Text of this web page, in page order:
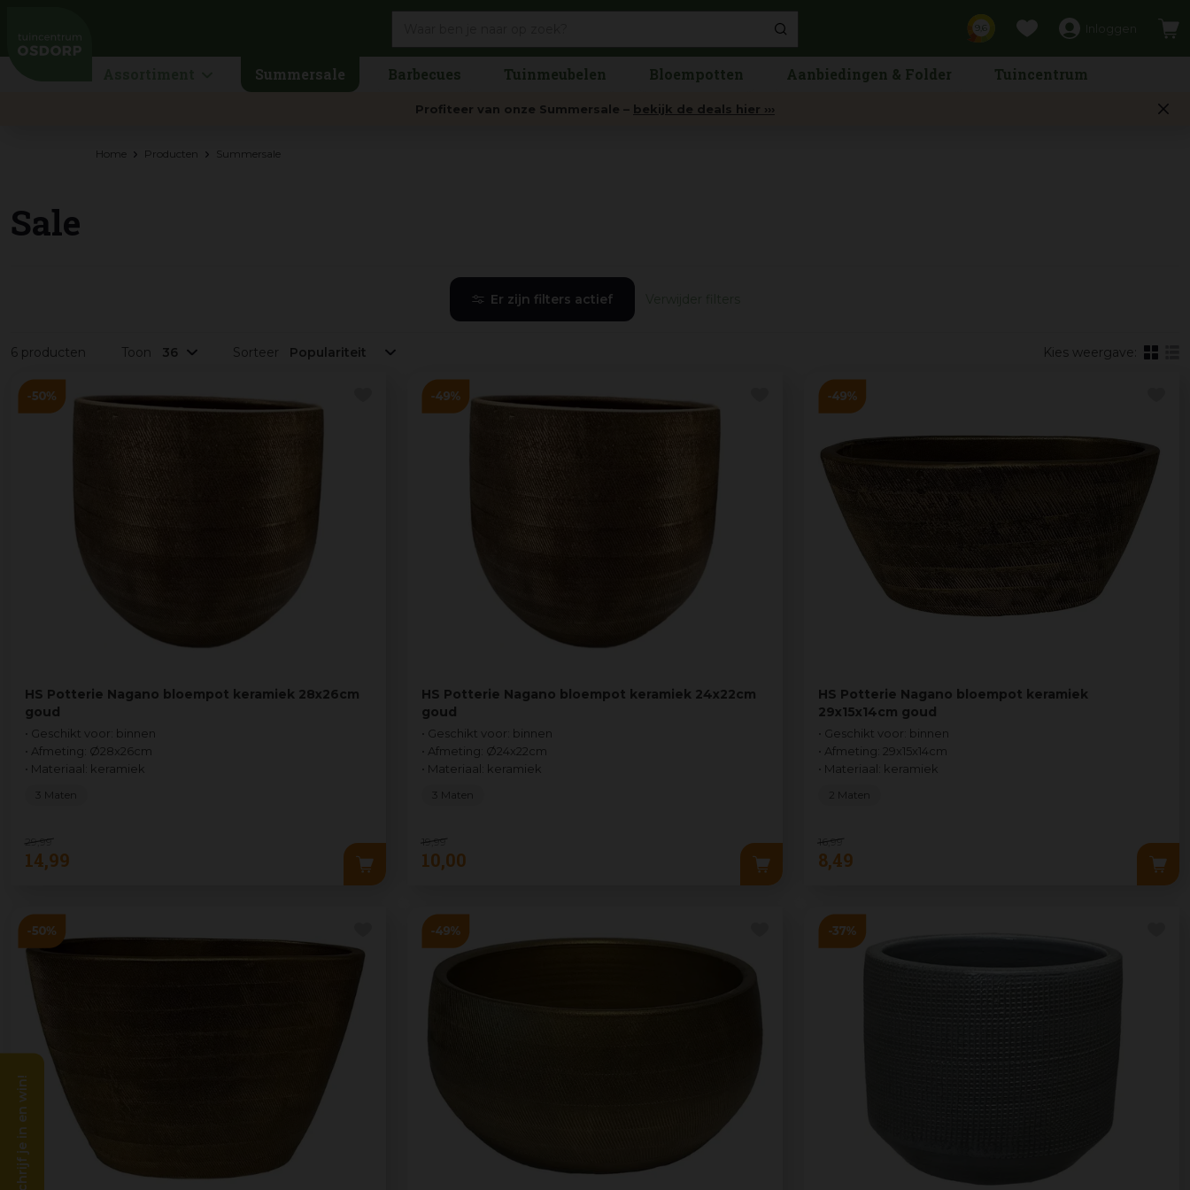
Home Producten Summersale
Summersale Barbecues Tuinmeubelen Bloempotten Aanbiedingen & Folder Tuincentrum
Profiteer van onze Summersale – bekijk de deals hier ›››
Sale
Er zijn filters actief
6 producten Toon Sorteer Kies weergave:
HS Potterie Nagano bloempot keramiek 28x26cm
goud
• Geschikt voor: binnen
• Afmeting: Ø28x26cm
• Materiaal: keramiek
29,99
14,99
3 Maten
HS Potterie Nagano bloempot keramiek 24x22cm
goud
• Geschikt voor: binnen
• Afmeting: Ø24x22cm
• Materiaal: keramiek
19 99
10,00
3 Maten
HS Potterie Nagano bloempot keramiek
29x15x14cm goud
• Geschikt voor: binnen
• Afmeting: 29x15x14cm
• Materiaal: keramiek
16 99
8,49
2 Maten
Schrijf je in en win!